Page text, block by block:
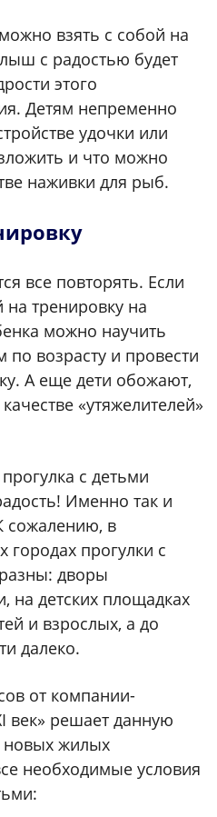
взять с собой на
с радостью будет
этого
Детям непременно
удочки или
и что можно
наживки для рыб.
все повторять. Если
тренировку на
можно научить
возрасту и провести
А еще дети обожают,
«утяжелителей»
с детьми
Именно так и
сожалению, в
прогулки с
дворы
на детских площадках
и взрослых, а до
далеко.
от компании-
век» решает данную
новых жилых
необходимые условия